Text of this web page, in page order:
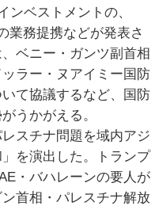
ンベストメントの、
業務提携などが発表さ
ベニー・ガンツ副首相
ラー・ヌアイミー国防
て協議するなど、国防
うかがえる。
スチナ問題を域内アジ
を演出した。トランプ
・バハレーンの要人が
首相・パレスチナ解放